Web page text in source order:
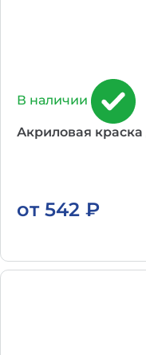
В наличии
Акриловая
от 542 ₽